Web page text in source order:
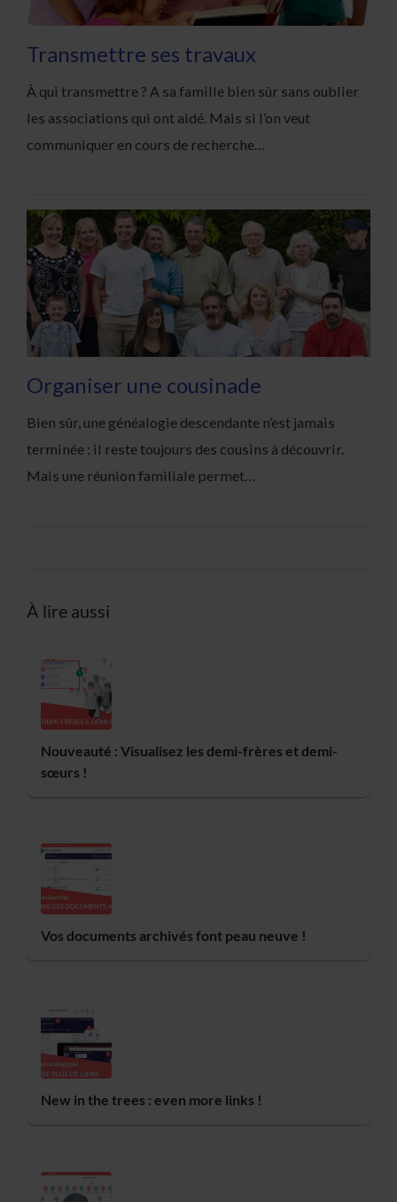
Transmettre ses travaux
À qui transmettre ? A sa famille bien sûr sans oublier
les associations qui ont aidé. Mais si l’on veut
communiquer en cours de recherche…
Organiser une cousinade
Bien sûr, une généalogie descendante n’est jamais
terminée : il reste toujours des cousins à découvrir.
Mais une réunion familiale permet…
À lire aussi
Nouveauté : Visualisez les demi-frères et demi-
sœurs !
Vos documents archivés font peau neuve !
New in the trees : even more links !